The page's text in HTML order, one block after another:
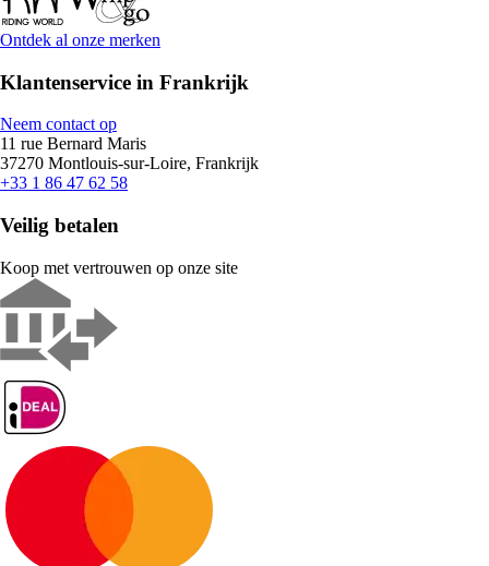
Ontdek al onze merken
Klantenservice in Frankrijk
Neem contact op
11 rue Bernard Maris
37270 Montlouis-sur-Loire, Frankrijk
+33 1 86 47 62 58
Veilig betalen
Koop met vertrouwen op onze site